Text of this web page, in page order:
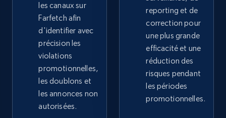
Home Depot US
URL, Domain, Country code, Model number,
Sku, Product id, Product name, Manufacturer,
and more.
2.1K+ 355+
les canaux sur
Farfetch afin
d'identifier avec
précision les
violations
promotionnelles,
les doublons et
les annonces non
autorisées.
reporting et de
correction pour
une plus grande
efficacité et une
réduction des
risques pendant
les périodes
promotionnelles.